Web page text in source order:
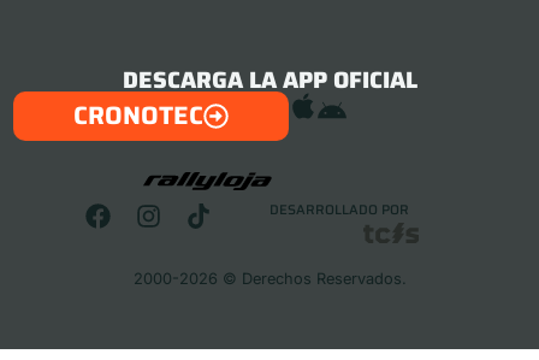
DESCARGA LA APP OFICIAL
CRONOTEC
DESARROLLADO POR
2000-2026 © Derechos Reservados.